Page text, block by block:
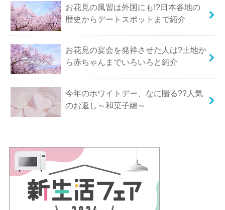
お花見の風習は外国にも!?日本各地の
歴史からデートスポットまで紹介
お花見の宴会を発祥させた人は?土地か
ら赤ちゃんまでいろいろと紹介
今年のホワイトデー、なに贈る??人気
のお返し～和菓子編～